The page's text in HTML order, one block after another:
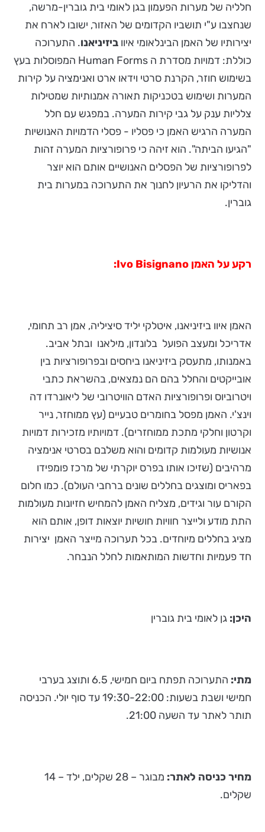
חלליה של מערות הפעמון בגן לאומי בית גוברין-מרשה,
שנחצבו ע"י תושביו הקדומים של האזור, ישובו לארח את
יצירותיו של האמן הבינלאומי איוו ביזיניאנו. התערוכה
כוללת: דמויות מסדרת ה Human Forms המפוסלות בעץ
בשימוש חוזר, הקרנת סרטי וידאו ארט ואנימציה על קירות
המערות ושימוש בטכניקות תאורה אמנותיות שמטילות
צלליות ענק על גבי קירות המערה. במפגש עם חלל
המערה הרגיש האמן כי פסליו - פסלי הדמויות האנושיות
"הגיעו הביתה". הוא זיהה כי פרופורציות המערה זהות
לפרופורציות של הפסלים האנושיים אותם הוא יוצר
והדליקו את הרעיון לחנוך את התערוכה במערות בית
גוברין.
רקע על האמן Ivo Bisignano
:
האמן איוו ביזיניאנו, איטלקי יליד סיציליה, אמן רב תחומי,
אדריכל ומעצב הפועל בלונדון, מילאנו ובתל אביב.
באמנותו, מתעסק ביזיניאנו ביחסים ובפרופורציות בין
אובייקטים והחלל בהם הם נמצאים, בהשראת כתבי
ויטרוביוס ופרופורציות האדם הוויטרובי של ליאונרדו דה
וינצ'י. האמן מפסל בחומרים טבעיים (עץ ממוחזר, נייר
וקרטון וחלקי מתכת ממוחזרים). דמויותיו מזכירות דמויות
אנושיות מעולמות קדומים והוא משלבם בסרטי אנימציה
מרהיבים (שזיכו אותו בפרס יוקרתי של מרכז פומפידו
בפאריס ומוצגים בחללים שונים ברחבי העולם). כמו חלום
הקורם עור וגידים, מצליח האמן להמחיש חזיונות מעולמות
התת מודע ולייצר חוויות חושיות יוצאות דופן, אותם הוא
מציג בחללים מיוחדים. בכל תערוכה מייצר האמן יצירות
חד פעמיות וחדשות המותאמות לחלל הנבחר.
היכן: גן לאומי בית גוברין
מתי:
התערוכה תפתח ביום חמישי, 6.5 ותוצג בערבי
חמישי ושבת בשעות: 19:30-22:00 עד סוף יולי. הכניסה
תותר לאתר עד השעה 21:00.
מחיר כניסה לאתר:
מבוגר – 28 שקלים, ילד – 14
שקלים.